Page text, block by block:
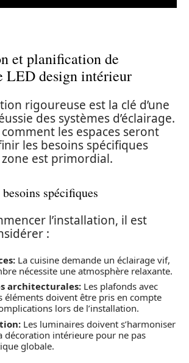
et planification de
LED design intérieur
rigoureuse est la clé d’une
des systèmes d’éclairage.
les espaces seront
les besoins spécifiques
est primordial.
spécifiques
l’installation, il est
:
La cuisine demande un éclairage vif,
nécessite une atmosphère relaxante.
architecturales: Les plafonds avec
éléments doivent être pris en compte
lors de l’installation.
Les luminaires doivent s’harmoniser
décoration intérieure pour ne pas
globale.